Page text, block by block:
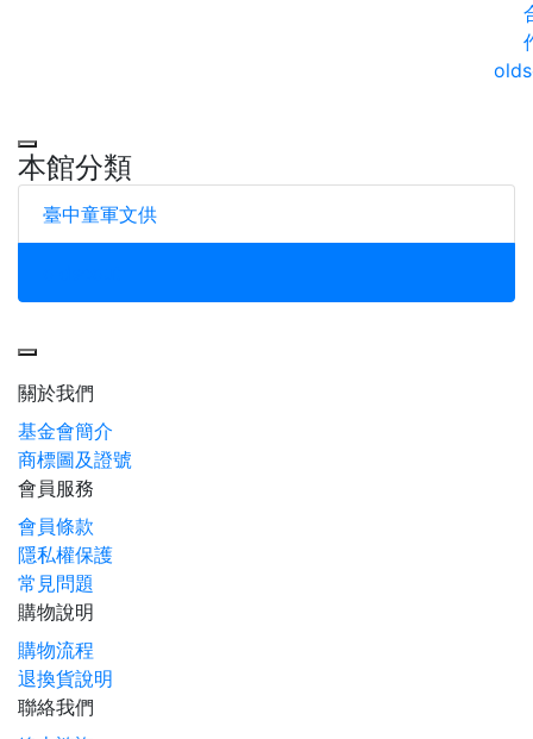
本館分類
臺中童軍文供
關於我們
基金會簡介
商標圖及證號
會員服務
會員條款
隱私權保護
常見問題
購物說明
購物流程
退換貨說明
聯絡我們